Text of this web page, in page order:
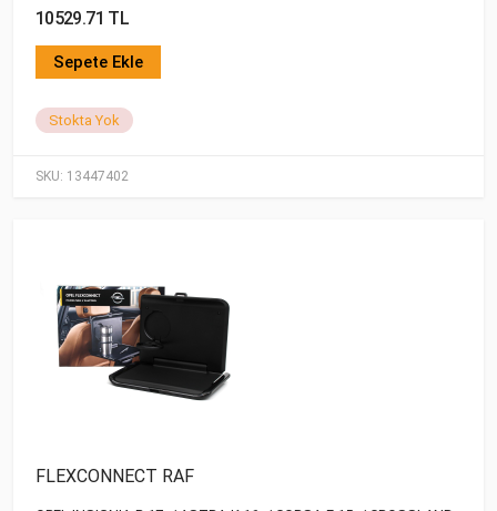
SKU: 13447402
10529.71 TL
Sepete Ekle
Stokta Yok
FLEXCONNECT RAF